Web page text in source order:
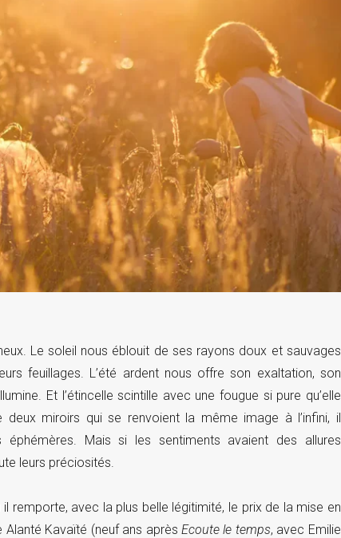
Le soleil nous éblouit de ses rayons doux et sauvages
feuillages. L’été ardent nous offre son exaltation, son
Et l’étincelle scintille avec une fougue si pure qu’elle
deux miroirs qui se renvoient la même image à l’infini, il
Mais si les sentiments avaient des allures
leurs préciosités.
remporte, avec la plus belle légitimité, le prix de la mise en
Kavaïté (neuf ans aprèsEcoute le temps, avec Emilie